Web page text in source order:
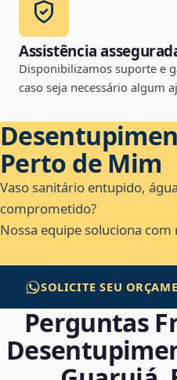
Assistência
Disponibilizamos suporte e
caso seja necessário algum
Perto de Mim
Vaso sanitário entupido,
comprometido?
Nossa equipe soluciona com
SOLICITE SEU
Perguntas